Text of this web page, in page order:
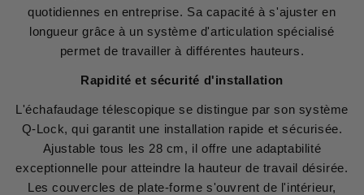
quotidiennes en entreprise. Sa capacité à s'ajuster en
longueur grâce à un système d'articulation spécialisé
permet de travailler à différentes hauteurs.
Rapidité et sécurité d'installation
L'échafaudage télescopique se distingue par son système
Q-Lock, qui garantit une installation rapide et sécurisée.
Ajustable tous les 28 cm, il offre une adaptabilité
exceptionnelle pour atteindre la hauteur de travail désirée.
Les couvercles de plate-forme s'ouvrent de l'intérieur,